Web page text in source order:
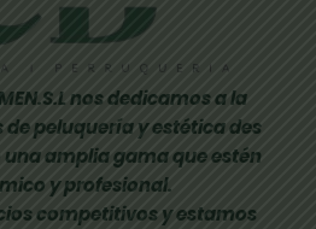
nos dedicamos a la
peluquería y estética des
una amplia gama que estén
y profesional.
competitivos y estamos